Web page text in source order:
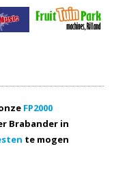
FP2000
Brabander in
te mogen